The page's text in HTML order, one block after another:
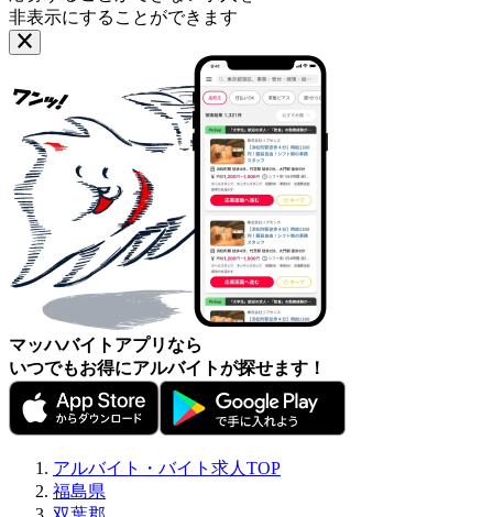
非表示にすることができます
マッハバイトアプリなら
いつでもお得にアルバイトが探せます！
アルバイト・バイト求人TOP
福島県